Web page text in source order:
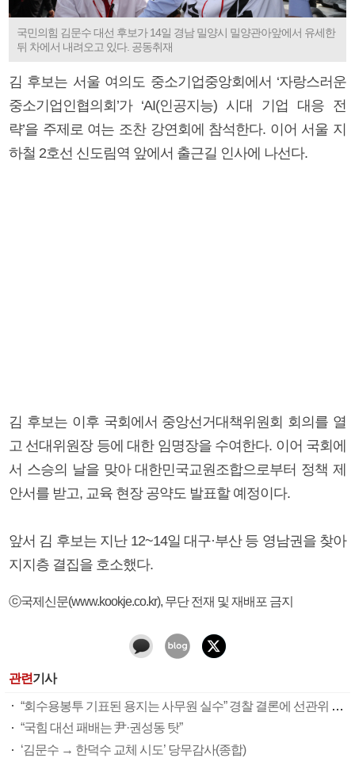
국민의힘 김문수 대선 후보가 14일 경남 밀양시 밀양관아앞에서 유세한
뒤 차에서 내려오고 있다. 공동취재
김 후보는 서울 여의도 중소기업중앙회에서 ‘자랑스러운
중소기업인협의회’가 ‘AI(인공지능) 시대 기업 대응 전
략’을 주제로 여는 조찬 강연회에 참석한다. 이어 서울 지
하철 2호선 신도림역 앞에서 출근길 인사에 나선다.
김 후보는 이후 국회에서 중앙선거대책위원회 회의를 열
고 선대위원장 등에 대한 임명장을 수여한다. 이어 국회에
서 스승의 날을 맞아 대한민국교원조합으로부터 정책 제
안서를 받고, 교육 현장 공약도 발표할 예정이다.
앞서 김 후보는 지난 12~14일 대구·부산 등 영남권을 찾아
지지층 결집을 호소했다.
ⓒ국제신문(www.kookje.co.kr), 무단 전재 및 재배포 금지
관련기사
“회수용봉투 기표된 용지는 사무원 실수” 경찰 결론에 선관위 부실 투표관리 도마(종합)
“국힘 대선 패배는 尹·권성동 탓”
‘김문수 → 한덕수 교체 시도’ 당무감사(종합)